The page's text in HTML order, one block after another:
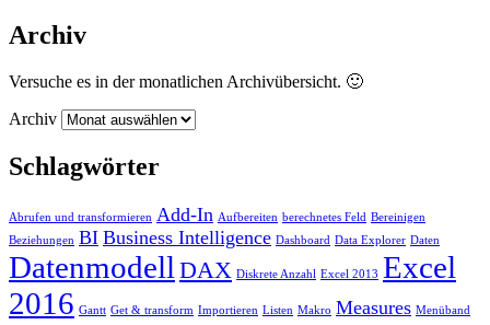
Archiv
Versuche es in der monatlichen Archivübersicht. 🙂
Archiv
Schlagwörter
Abrufen und transformieren Add-In Aufbereiten berechnetes Feld Bereinigen
Beziehungen BI Business Intelligence Dashboard Data Explorer Daten
Datenmodell DAX Diskrete Anzahl Excel 2013 Excel
2016 Gantt Get & transform Importieren Listen Makro Measures Menüband